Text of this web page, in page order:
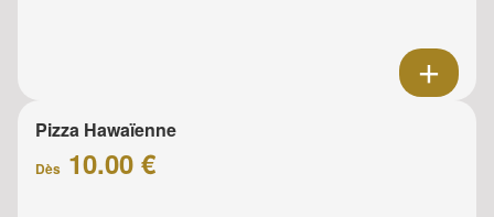
Pizza Hawaïenne
Dès 10.00 €